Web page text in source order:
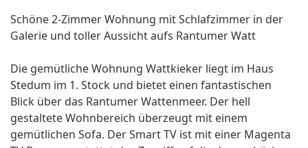
Schöne 2-Zimmer Wohnung mit Schlafzimmer in der
Galerie und toller Aussicht aufs Rantumer Watt
Die gemütliche Wohnung Wattkieker liegt im Haus
Stedum im 1. Stock und bietet einen fantastischen
Blick über das Rantumer Wattenmeer. Der hell
gestaltete Wohnbereich überzeugt mit einem
gemütlichen Sofa. Der Smart TV ist mit einer Magenta